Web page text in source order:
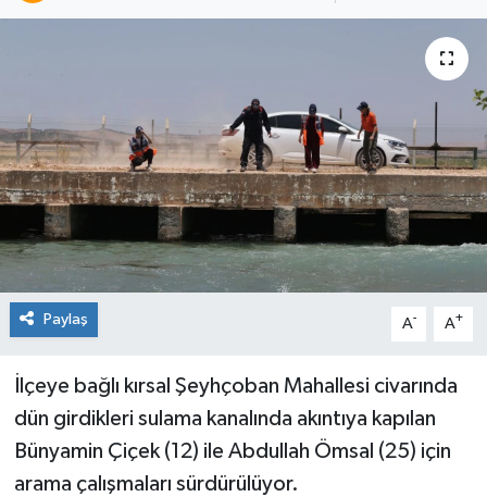
Paylaş A- A+
İlçeye bağlı kırsal Şeyhçoban Mahallesi civarında
dün girdikleri sulama kanalında akıntıya kapılan
Bünyamin Çiçek (12) ile Abdullah Ömsal (25) için
arama çalışmaları sürdürülüyor.
Ekonomi
Güncel
Gündem
İlim & İrfan
Kültür & Sanat
Sağlık
Sağlık & Yaşam
Haber Arşivi